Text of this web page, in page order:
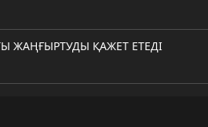
ЖАҢҒЫРТУДЫ ҚАЖЕТ ЕТЕДІ